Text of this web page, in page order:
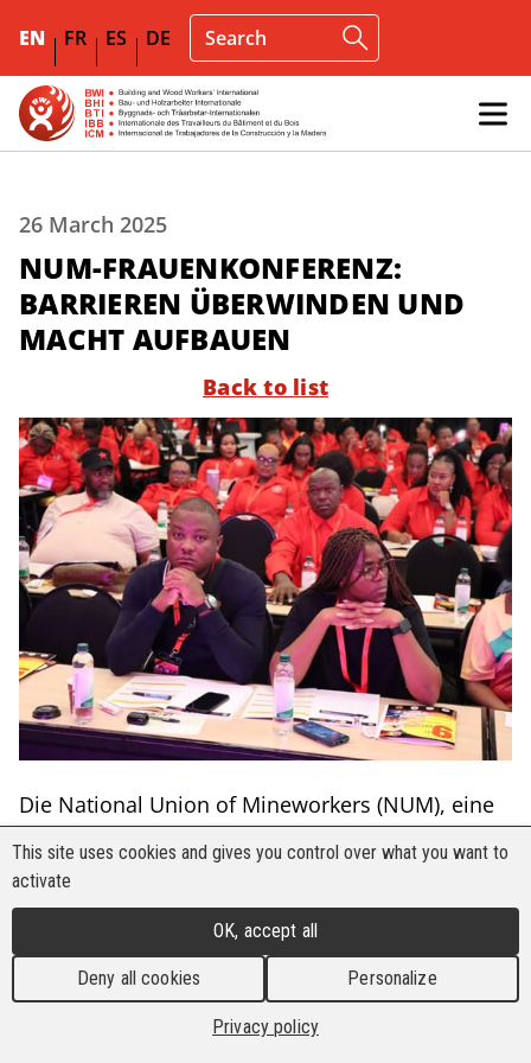
EN FR ES DE
26 March 2025
NUM-FRAUENKONFERENZ:
BARRIEREN ÜBERWINDEN UND
MACHT AUFBAUEN
Back to list
Die National Union of Mineworkers (NUM), eine
Mitgliedsorganisation der BHI, hielt ihre 9.
nationale Frauenstrukturkonferenz unter dem
Motto “Working Class Women Advancing Socio-
Economic Transformation.” Die Veranstaltung
brachte mehr als 300 Delegierte aus ganz
Südafrika zusammen und verstärkte die
Bemühungen, Frauen in den NUM-Sektoren,
This site uses cookies and gives you control over what you want to
activate
OK, accept all
Deny all cookies Personalize
Privacy policy